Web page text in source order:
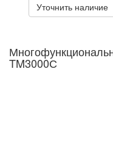
Уточнить наличие
TM3000С